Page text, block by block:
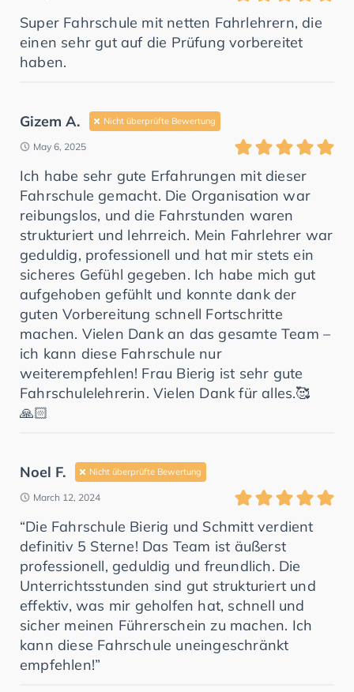
Super Fahrschule mit netten Fahrlehrern, die
einen sehr gut auf die Prüfung vorbereitet
haben.
Gizem A. Nicht überprüfte Bewertung
May 6, 2025
Ich habe sehr gute Erfahrungen mit dieser
Fahrschule gemacht. Die Organisation war
reibungslos, und die Fahrstunden waren
strukturiert und lehrreich. Mein Fahrlehrer war
geduldig, professionell und hat mir stets ein
sicheres Gefühl gegeben. Ich habe mich gut
aufgehoben gefühlt und konnte dank der
guten Vorbereitung schnell Fortschritte
machen. Vielen Dank an das gesamte Team –
ich kann diese Fahrschule nur
weiterempfehlen! Frau Bierig ist sehr gute
Fahrschulelehrerin. Vielen Dank für alles.🥰
🙏🏻
Noel F. Nicht überprüfte Bewertung
March 12, 2024
“Die Fahrschule Bierig und Schmitt verdient
definitiv 5 Sterne! Das Team ist äußerst
professionell, geduldig und freundlich. Die
Unterrichtsstunden sind gut strukturiert und
effektiv, was mir geholfen hat, schnell und
sicher meinen Führerschein zu machen. Ich
kann diese Fahrschule uneingeschränkt
empfehlen!”